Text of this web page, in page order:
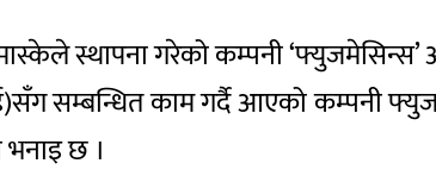
मास्केले स्थापना गरेको कम्पनी
सम्बन्धित काम गर्दै आएको कम्पनी
भनाइ छ ।